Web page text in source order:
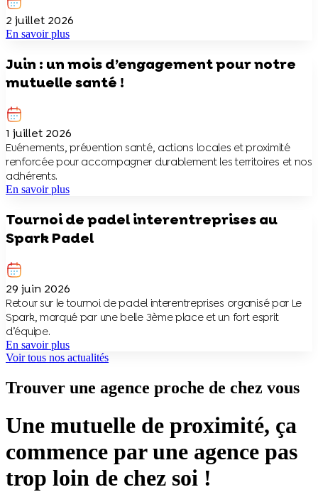
2 juillet 2026
En savoir plus
Juin : un mois d’engagement pour notre
mutuelle santé !
1 juillet 2026
Evénements, prévention santé, actions locales et proximité
renforcée pour accompagner durablement les territoires et nos
adhérents.
En savoir plus
Tournoi de padel interentreprises au
Spark Padel
29 juin 2026
Retour sur le tournoi de padel interentreprises organisé par Le
Spark, marqué par une belle 3ème place et un fort esprit
d’équipe.
En savoir plus
Voir tous nos actualités
Trouver une agence proche de chez vous
Une mutuelle de proximité, ça
commence par une agence pas
trop loin de chez soi !